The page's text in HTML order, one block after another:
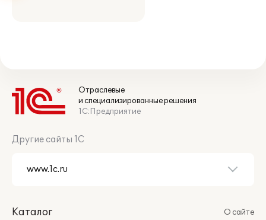
Отраслевые
и специализированные решения
1С:Предприятие
Другие сайты 1С
Каталог
О сайте